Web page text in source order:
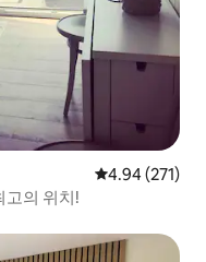
평점 4.94점(5
4.94 (271)
고의 위치!